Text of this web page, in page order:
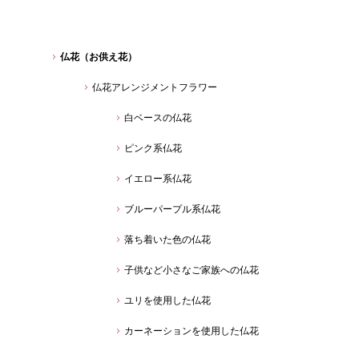
仏花（お供え花）
仏花アレンジメントフラワー
白ベースの仏花
ピンク系仏花
イエロー系仏花
ブルーパープル系仏花
落ち着いた色の仏花
子供など小さなご家族への仏花
ユリを使用した仏花
カーネーションを使用した仏花